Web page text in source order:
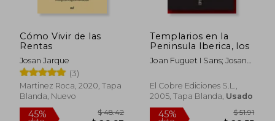
Cómo Vivir de las
Rentas
Josan Jarque
(3)
Martinez Roca, 2020, Tapa
Blanda, Nuevo
Templarios en la
Peninsula Iberica, los
Joan Fuguet I Sans; Josan
El Cobre Ediciones S.L.,
2005, Tapa Blanda, Usado